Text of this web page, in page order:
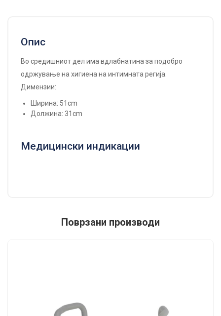
Опис
Во средишниот дел има вдлабнатина за подобро
одржување на хигиена на интимната регија.
Димензии:
Ширина: 51cm
Должина: 31cm
Медицински индикации
Поврзани производи